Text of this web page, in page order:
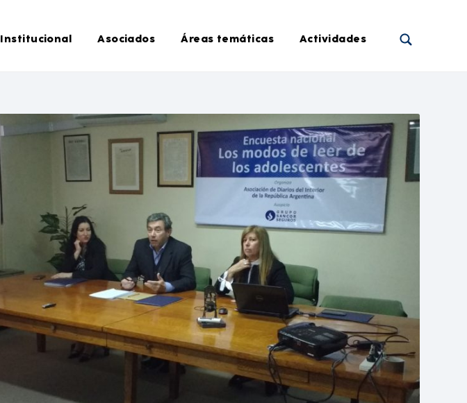
Institucional Asociados Áreas temáticas Actividades